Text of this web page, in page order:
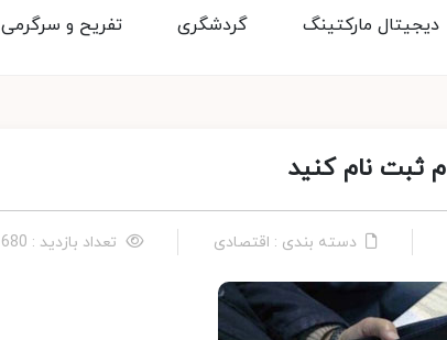
تفریح و سرگرمی گردشگری دیجیتال مارکتینگ
ثبت نام کنید
دسته بندی : اقتصادی تعداد بازدید : 680 نفر